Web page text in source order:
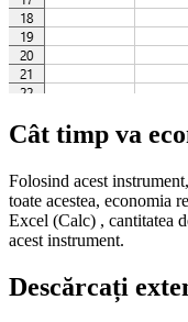
Cât timp va
Folosind acest
toate acestea, economia
Excel (Calc) , cantitatea
acest instrument.
Descărcați